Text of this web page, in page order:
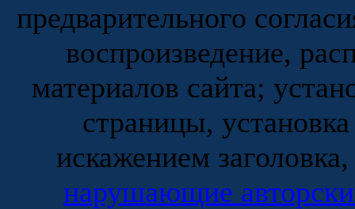
предварительного
воспроизведение,
материалов сайта;
страницы,
искажением
нарушающие